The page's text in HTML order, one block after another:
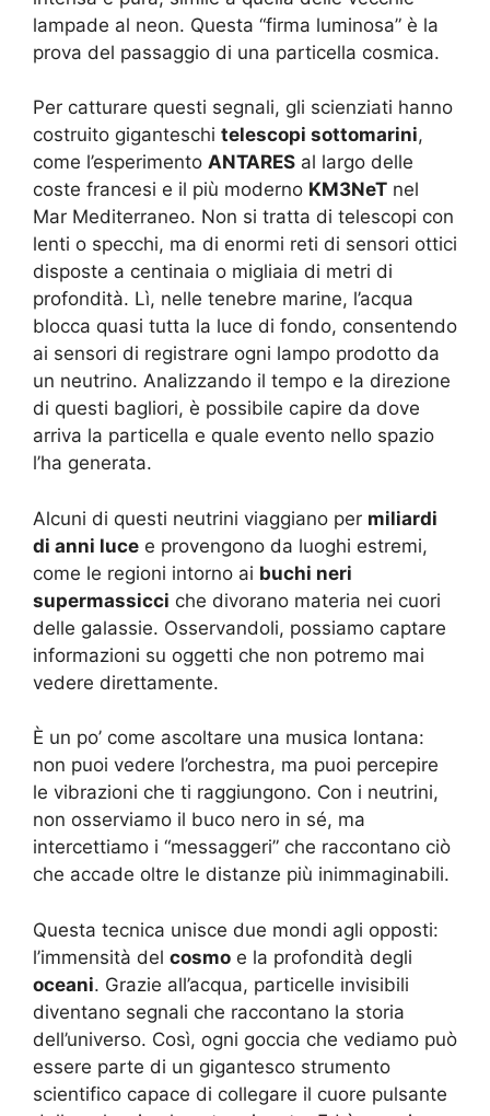
lampade al neon. Questa “firma luminosa” è la
prova del passaggio di una particella cosmica.
Per catturare questi segnali, gli scienziati hanno
costruito giganteschi telescopi sottomarini,
come l’esperimento ANTARES al largo delle
coste francesi e il più moderno KM3NeT nel
Mar Mediterraneo. Non si tratta di telescopi con
lenti o specchi, ma di enormi reti di sensori ottici
disposte a centinaia o migliaia di metri di
profondità. Lì, nelle tenebre marine, l’acqua
blocca quasi tutta la luce di fondo, consentendo
ai sensori di registrare ogni lampo prodotto da
un neutrino. Analizzando il tempo e la direzione
di questi bagliori, è possibile capire da dove
arriva la particella e quale evento nello spazio
l’ha generata.
Alcuni di questi neutrini viaggiano per miliardi
di anni luce e provengono da luoghi estremi,
come le regioni intorno ai buchi neri
supermassicci che divorano materia nei cuori
delle galassie. Osservandoli, possiamo captare
informazioni su oggetti che non potremo mai
vedere direttamente.
È un po’ come ascoltare una musica lontana:
non puoi vedere l’orchestra, ma puoi percepire
le vibrazioni che ti raggiungono. Con i neutrini,
non osserviamo il buco nero in sé, ma
intercettiamo i “messaggeri” che raccontano ciò
che accade oltre le distanze più inimmaginabili.
Questa tecnica unisce due mondi agli opposti:
l’immensità del cosmo e la profondità degli
oceani. Grazie all’acqua, particelle invisibili
diventano segnali che raccontano la storia
dell’universo. Così, ogni goccia che vediamo può
essere parte di un gigantesco strumento
scientifico capace di collegare il cuore pulsante